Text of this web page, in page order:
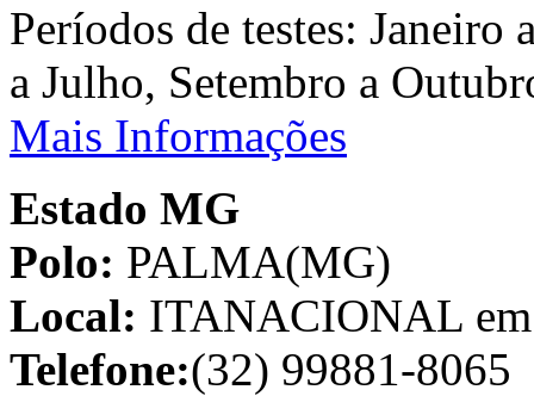
Períodos de testes:
a Julho, Setembro a
Mais Informações
Estado MG
Polo: PALMA(MG)
Local: ITANACIONAL
Telefone:(32) 99881-8065